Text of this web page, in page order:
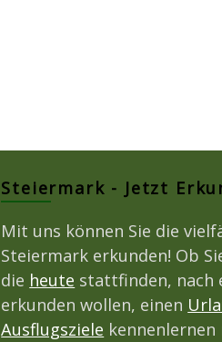
Steiermark - Jetzt
Mit uns können Sie die
Steiermark erkunden! Ob
die heute stattfinden, nach
erkunden wollen, einen
Ausflugsziele